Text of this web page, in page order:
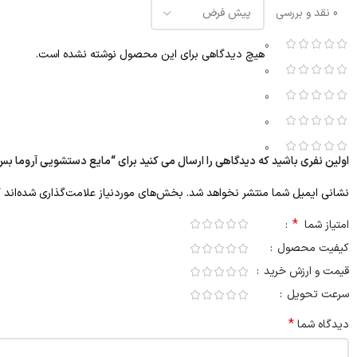
0 نقد و بررسی
0
0
0
0
0
هیچ دیدگاهی برای این محصول نوشته نشده است.
اولین نفری باشید که دیدگاهی را ارسال می کنید برای “مایع دستشویی آروما بس 1 لیتری مدل
نشانی ایمیل شما منتشر نخواهد شد. بخش‌های موردنیاز علامت‌گذاری شده‌اند
امتیاز شما *
کیفیت محصول
قیمت و ارزش خرید
سرعت تحویل
دیدگاه شما*